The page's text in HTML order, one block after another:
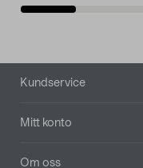
Sidfot
Kundservice
Mitt konto
Om oss